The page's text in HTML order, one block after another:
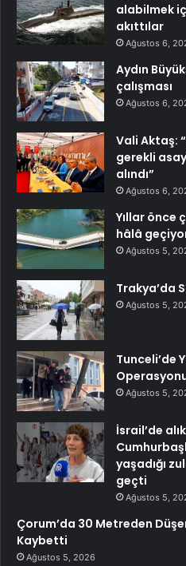
alabilmek
akıttılar
Ağustos 6,
Aydın
çalışması
Ağustos 6,
Vali Aktaş:
gerekli
alındı”
Ağustos 6,
Yıllar önce
hâlâ
Ağustos 5,
Trakya’da
Ağustos 5,
Tunceli’de
Ağustos 5,
İsrail’de
yaşadığı
geçti
Ağustos 5,
Çorum’da 30 Metreden
Kaybetti
Ağustos 5, 2026